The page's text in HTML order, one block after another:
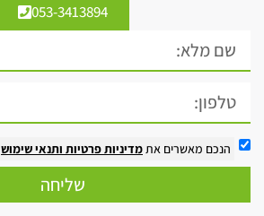
053-3413894
הנכם מאשרים אתמדיניות פרטיות ותנאי שימוש
שליחה